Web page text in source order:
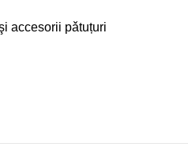
accesorii pǎtuțuri